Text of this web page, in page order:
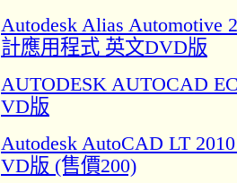
Autodesk Alias Automotive
計應用程式 英文DVD版
AUTODESK AUTOCAD
VD版
Autodesk AutoCAD LT
VD版 (售價200)